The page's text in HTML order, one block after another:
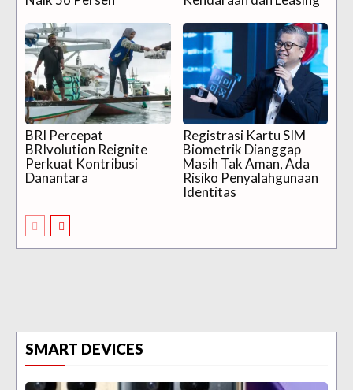
BRI Percepat
BRIvolution Reignite
Perkuat Kontribusi
Danantara
Registrasi Kartu SIM
Biometrik Dianggap
Masih Tak Aman, Ada
Risiko Penyalahgunaan
Identitas
SMART DEVICES